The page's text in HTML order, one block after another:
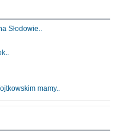
Słodowie..
mamy..